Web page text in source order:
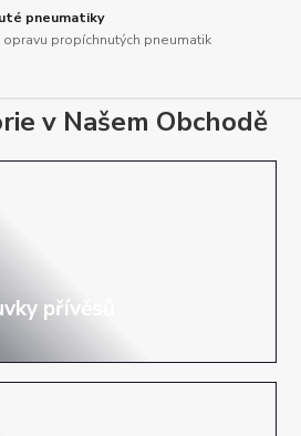
pneumatiky
propíchnutých pneumatik
v Našem Obchodě